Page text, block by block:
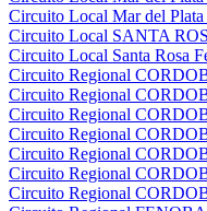
Circuito Local Mar del Plata
Circuito Local SANTA
Circuito Local Santa Rosa
Circuito Regional
Circuito Regional
Circuito Regional
Circuito Regional
Circuito Regional
Circuito Regional
Circuito Regional